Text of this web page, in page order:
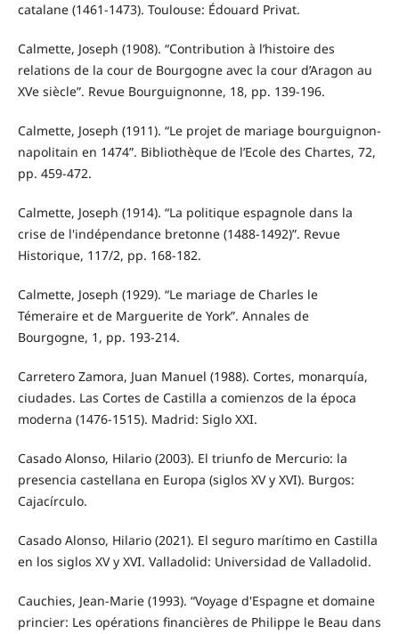
catalane (1461-1473). Toulouse: Édouard Privat.
Calmette, Joseph (1908). “Contribution à l’histoire des
relations de la cour de Bourgogne avec la cour d’Aragon au
XVe siècle”. Revue Bourguignonne, 18, pp. 139-196.
Calmette, Joseph (1911). “Le projet de mariage bourguignon-
napolitain en 1474”. Bibliothèque de l’Ecole des Chartes, 72,
pp. 459-472.
Calmette, Joseph (1914). “La politique espagnole dans la
crise de l'indépendance bretonne (1488-1492)”. Revue
Historique, 117/2, pp. 168-182.
Calmette, Joseph (1929). “Le mariage de Charles le
Témeraire et de Marguerite de York”. Annales de
Bourgogne, 1, pp. 193-214.
Carretero Zamora, Juan Manuel (1988). Cortes, monarquía,
ciudades. Las Cortes de Castilla a comienzos de la época
moderna (1476-1515). Madrid: Siglo XXI.
Casado Alonso, Hilario (2003). El triunfo de Mercurio: la
presencia castellana en Europa (siglos XV y XVI). Burgos:
Cajacírculo.
Casado Alonso, Hilario (2021). El seguro marítimo en Castilla
en los siglos XV y XVI. Valladolid: Universidad de Valladolid.
Cauchies, Jean-Marie (1993). “Voyage d'Espagne et domaine
princier: Les opérations financières de Philippe le Beau dans